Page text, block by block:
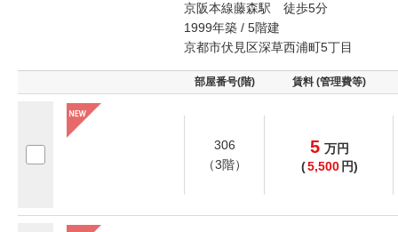
京阪本線藤森駅 徒歩5分
1999年築 / 5階建
京都市伏見区深草西浦町5丁目
部屋番号(階) 賃料 (管理費等)
306
（3階）
5 万円
(5,500 円)